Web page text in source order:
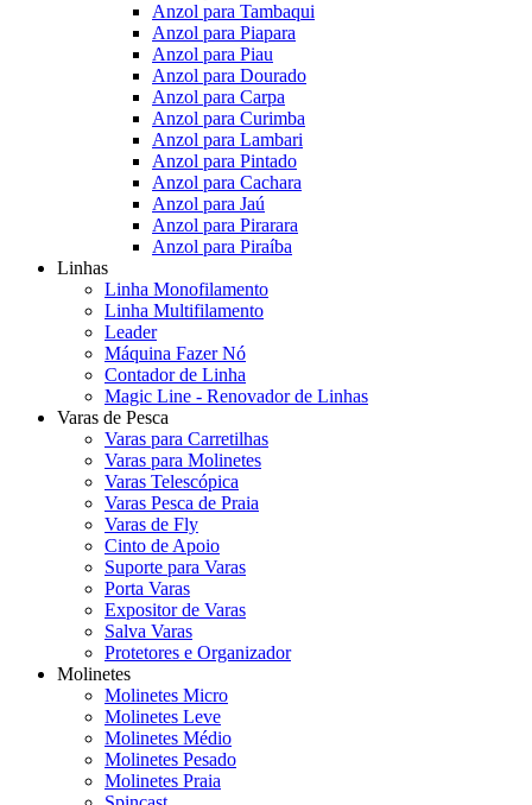
Anzol para Tambaqui
Anzol para Piapara
Anzol para Piau
Anzol para Dourado
Anzol para Carpa
Anzol para Curimba
Anzol para Lambari
Anzol para Pintado
Anzol para Cachara
Anzol para Jaú
Anzol para Pirarara
Anzol para Piraíba
Linhas
Linha Monofilamento
Linha Multifilamento
Leader
Máquina Fazer Nó
Contador de Linha
Magic Line - Renovador de Linhas
Varas de Pesca
Varas para Carretilhas
Varas para Molinetes
Varas Telescópica
Varas Pesca de Praia
Varas de Fly
Cinto de Apoio
Suporte para Varas
Porta Varas
Expositor de Varas
Salva Varas
Protetores e Organizador
Molinetes
Molinetes Micro
Molinetes Leve
Molinetes Médio
Molinetes Pesado
Molinetes Praia